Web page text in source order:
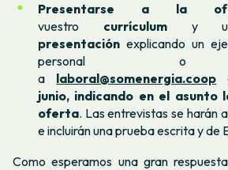
Presentarse a la
vuestro currículum y
presentación explicando un
personal o
a laboral@somenergia.coop
junio, indicando en el asunto
oferta. Las entrevistas se harán
e incluirán una prueba
Como esperamos una gran